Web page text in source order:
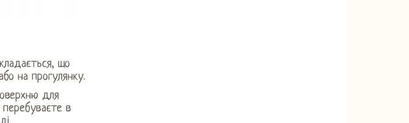
що
на прогулянку.
для
в